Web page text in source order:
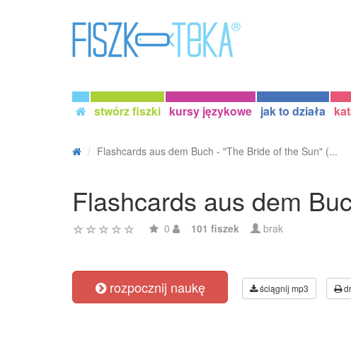
stwórz fiszki kursy językowe jak to działa
Flashcards aus dem Buch - "The Bride of the Sun" (...
Flashcards aus dem
0 101 fiszek brak
rozpocznij naukę ściągnij mp3